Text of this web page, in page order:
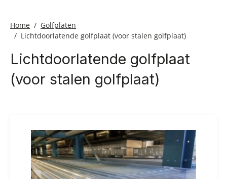
Home
Golfplaten
Lichtdoorlatende golfplaat (voor stalen golfplaat)
Lichtdoorlatende golfplaat
(voor stalen golfplaat)